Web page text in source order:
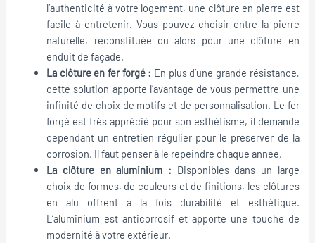
l’authenticité à votre logement, une clôture en pierre est
facile à entretenir. Vous pouvez choisir entre la pierre
naturelle, reconstituée ou alors pour une clôture en
enduit de façade.
La clôture en fer forgé : En plus d’une grande résistance,
cette solution apporte l’avantage de vous permettre une
infinité de choix de motifs et de personnalisation. Le fer
forgé est très apprécié pour son esthétisme, il demande
cependant un entretien régulier pour le préserver de la
corrosion. Il faut penser à le repeindre chaque année.
La clôture en aluminium : Disponibles dans un large
choix de formes, de couleurs et de finitions, les clôtures
en alu offrent à la fois durabilité et esthétique.
L’aluminium est anticorrosif et apporte une touche de
modernité à votre extérieur.